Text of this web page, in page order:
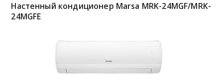
Настенный кондиционер Marsa MRK-24MGF/MRK-
24MGFE